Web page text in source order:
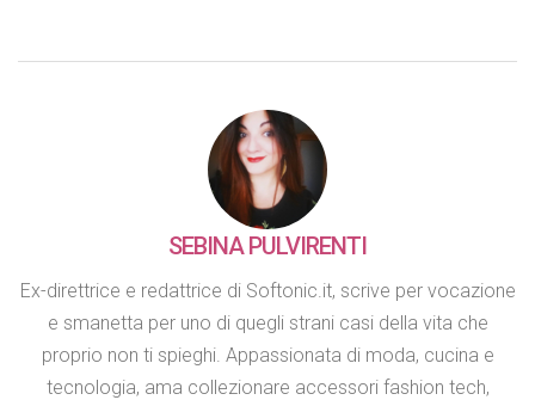
SEBINA PULVIRENTI
Ex-direttrice e redattrice di Softonic.it, scrive per vocazione
e smanetta per uno di quegli strani casi della vita che
proprio non ti spieghi. Appassionata di moda, cucina e
tecnologia, ama collezionare accessori fashion tech,